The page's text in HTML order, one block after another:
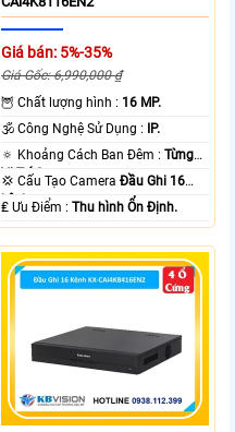
Giá bán: 5%-35%
Giá Gốc: 6,990,000 ₫
🦉 Chất lượng hình : 16 MP.
🕉️ Công Nghệ Sử Dụng :
IP.
🔅 Khoảng Cách Ban Đêm :Từng
Vị Trí Camera .
💢 Cấu Tạo CameraĐầu Ghi 16
kênh.
️₤ Ưu Điểm :Thu hình Ổn Định.